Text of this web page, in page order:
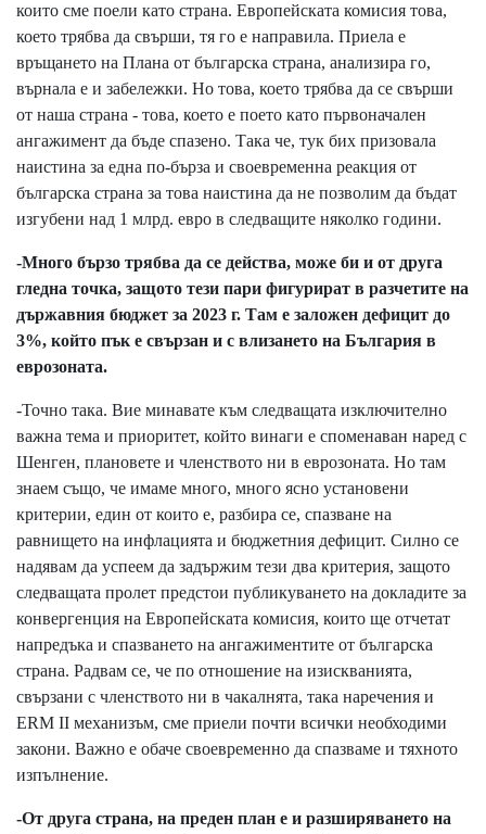
които сме поели като страна. Европейската комисия това,
което трябва да свърши, тя го е направила. Приела е
връщането на Плана от българска страна, анализира го,
върнала е и забележки. Но това, което трябва да се свърши
от наша страна - това, което е поето като първоначален
ангажимент да бъде спазено. Така че, тук бих призовала
наистина за една по-бърза и своевременна реакция от
българска страна за това наистина да не позволим да бъдат
изгубени над 1 млрд. евро в следващите няколко години.
-Много бързо трябва да се действа, може би и от друга
гледна точка, защото тези пари фигурират в разчетите на
държавния бюджет за 2023 г. Там е заложен дефицит до
3%, който пък е свързан и с влизането на България в
еврозоната.
-Точно така. Вие минавате към следващата изключително
важна тема и приоритет, който винаги е споменаван наред с
Шенген, плановете и членството ни в еврозоната. Но там
знаем също, че имаме много, много ясно установени
критерии, един от които е, разбира се, спазване на
равнището на инфлацията и бюджетния дефицит. Силно се
надявам да успеем да задържим тези два критерия, защото
следващата пролет предстои публикуването на докладите за
конвергенция на Европейската комисия, които ще отчетат
напредъка и спазването на ангажиментите от българска
страна. Радвам се, че по отношение на изискванията,
свързани с членството ни в чакалнята, така наречения и
ERM II механизъм, сме приели почти всички необходими
закони. Важно е обаче своевременно да спазваме и тяхното
изпълнение.
-От друга страна, на преден план е и разширяването на